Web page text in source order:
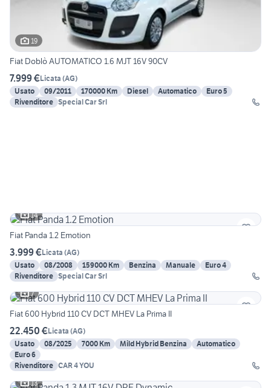
19
Fiat Doblò AUTOMATICO 1.6 MJT 16V 90CV
7.999 €Licata (AG)
Usato
09/2011 170000 Km Diesel Automatico
Euro 5
Rivenditore Special Car Srl
14
Fiat Panda 1.2 Emotion
3.999 €Licata (AG)
Usato
08/2008 159000 Km Benzina Manuale
Euro 4
Rivenditore Special Car Srl
7
Fiat 600 Hybrid 110 CV DCT MHEV La Prima II
22.450 €Licata (AG)
Usato
08/2025 7000 Km Mild Hybrid Benzina
Automatico
Euro 6
Rivenditore CAR 4 YOU
13